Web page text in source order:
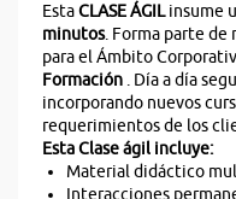
EstaCLASE ÁGILinsume
minutos. Forma parte
para el Ámbito
Formación . Día a día
incorporando nuevos
requerimientos de los
Esta Clase ágil incluye:
Material didáctico